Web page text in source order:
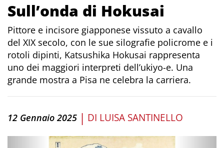
Sull’onda di Hokusai
Pittore e incisore giapponese vissuto a cavallo
del XIX secolo, con le sue silografie policrome e i
rotoli dipinti, Katsushika Hokusai rappresenta
uno dei maggiori interpreti dell’ukiyo-e. Una
grande mostra a Pisa ne celebra la carriera.
12 Gennaio 2025 | DI LUISA SANTINELLO